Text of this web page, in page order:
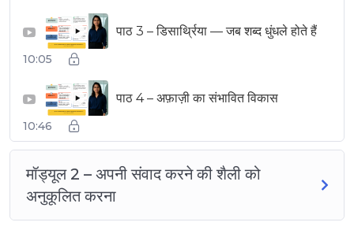
▶ पाठ 3 – डिसार्थ्रिया — जब शब्द धुंधले होते हैं
10:05
▶ पाठ 4 – अफ़ाज़ी का संभावित विकास
10:46
मॉड्यूल 2 – अपनी संवाद करने की शैली को
अनुकूलित करना